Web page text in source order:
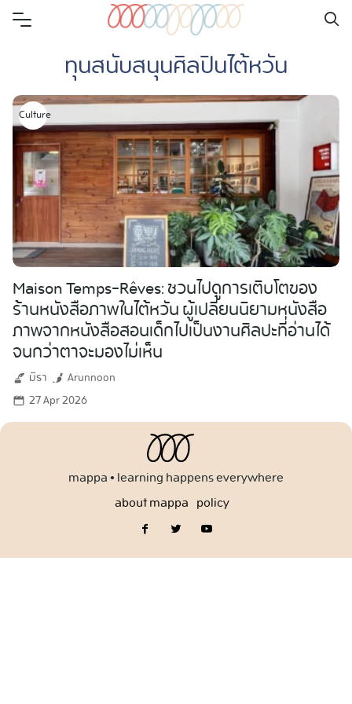
Skip
Search
ทุนสนับสนุนศิลปินไต้หวัน
Culture
Maison Temps-Rêves: ชวนไปดูการเติบโตของ
ร้านหนังสือภาพในไต้หวัน ผู้เปลี่ยนนิยามหนังสือ
ภาพจากหนังสือสอนเด็กไปเป็นงานศิลปะที่อ่านได้
จนกว่าตาจะมองไม่เห็น
มิรา
Arunnoon
27 Apr 2026
mappa • learning happens everywhere
about mappa policy